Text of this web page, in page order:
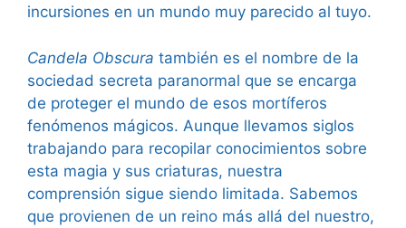
incursiones en un mundo muy parecido al tuyo.
Candela Obscura también es el nombre de la
sociedad secreta paranormal que se encarga
de proteger el mundo de esos mortíferos
fenómenos mágicos. Aunque llevamos siglos
trabajando para recopilar conocimientos sobre
esta magia y sus criaturas, nuestra
comprensión sigue siendo limitada. Sabemos
que provienen de un reino más allá del nuestro,